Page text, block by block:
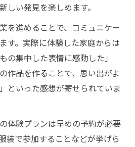
しい発見を楽しめます。
を進めることで、コミュニケー
す。実際に体験した家庭からは
の集中した表情に感動した」
作品を作ることで、思い出がよ
といった感想が寄せられていま
体験プランは早めの予約が必要
装で参加することなどが挙げら